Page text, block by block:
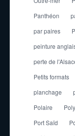
Panthéon
par paires
peinture
perte de
Petits formats
planchage
Polaire
Port Saïd